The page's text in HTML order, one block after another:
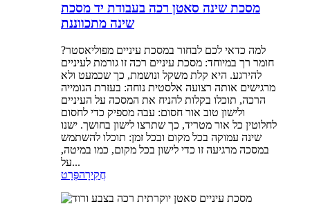
מסכת שינה סאטן רכה בעבודת יד מסכת
שינה מתכווננת
למה כדאי לכם לבחור במסכת עיניים מפוליאסטר?
חומר רך במיוחד: מסכת עיניים רכה זו גורמת לעיניים
להירגע. היא קלת משקל ונושמת, כך שכמעט ולא
מרגישים אותה רצועה אלסטית נוחה: בעזרת הגומייה
הרכה, תוכלו בקלות להניח את המסכה על העיניים
ולישון טוב אור חסום: עבה מספיק כדי לחסום
לחלוטין כל אור מטריד, כך שתרצו לישון בחושך. ישנו
שינה עמוקה בכל מקום ובכל זמן: תוכלו להשתמש
במסכה מרגיעה זו כדי לישון בכל מקום, כמו במיטה,
על...
חֲקִירָהפְּרָט